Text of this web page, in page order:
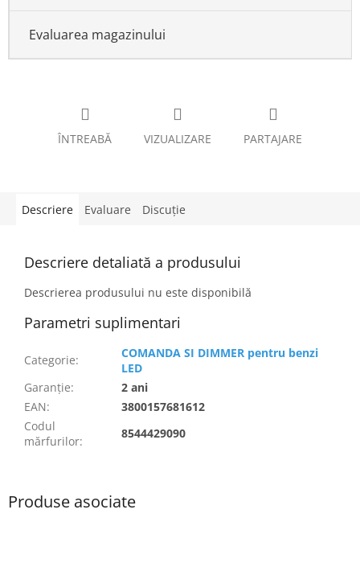
Evaluarea magazinului
ÎNTREABĂ VIZUALIZARE PARTAJARE
Produse asociate
Descriere Evaluare Discuţie
Descriere detaliată a produsului
Descrierea produsului nu este disponibilă
Parametri suplimentari
Categorie:
COMANDA SI DIMMER pentru benzi
LED
Garanţie:
2 ani
EAN:
3800157681612
Codul
mărfurilor:
8544429090